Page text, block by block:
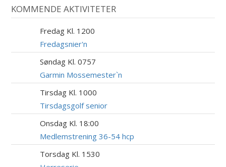
KOMMENDE AKTIVITETER
Fredag Kl. 1200
Fredagsnier'n
Søndag Kl. 0757
Garmin Mossemester`n
Tirsdag Kl. 1000
Tirsdagsgolf senior
Onsdag Kl. 18:00
Medlemstrening 36-54 hcp
Torsdag Kl. 1530